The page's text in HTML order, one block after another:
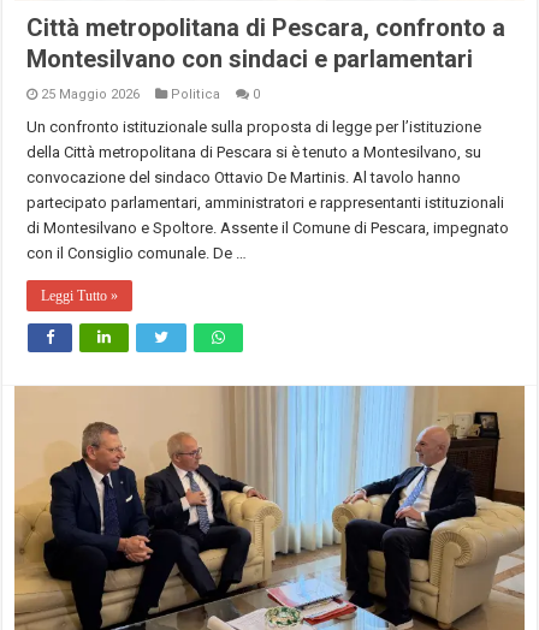
Città metropolitana di Pescara, confronto a
Montesilvano con sindaci e parlamentari
25 Maggio 2026 Politica 0
Un confronto istituzionale sulla proposta di legge per l’istituzione
della Città metropolitana di Pescara si è tenuto a Montesilvano, su
convocazione del sindaco Ottavio De Martinis. Al tavolo hanno
partecipato parlamentari, amministratori e rappresentanti istituzionali
di Montesilvano e Spoltore. Assente il Comune di Pescara, impegnato
con il Consiglio comunale. De …
Leggi Tutto »